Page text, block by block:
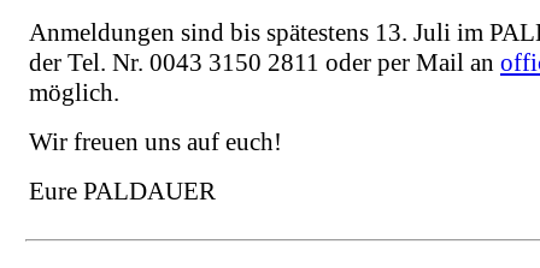
Anmeldungen sind bis spätestens 13. Juli im
der Tel. Nr. 0043 3150 2811 oder per Mail an
möglich.
Wir freuen uns auf euch!
Eure PALDAUER